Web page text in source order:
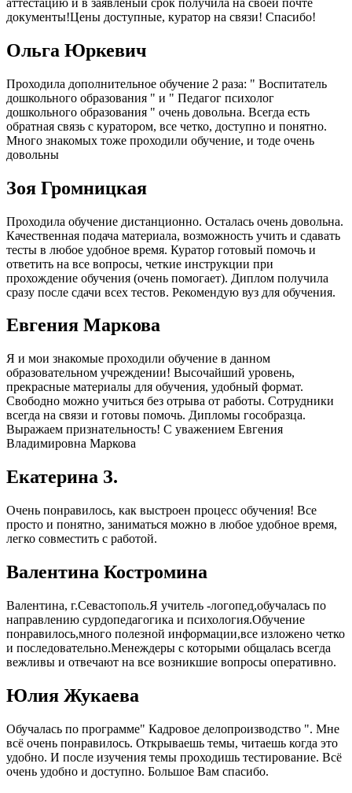
документы!Цены доступные, куратор на связи! Спасибо!
Ольга Юркевич
Проходила дополнительное обучение 2 раза: " Воспитатель
дошкольного образования " и " Педагог психолог
дошкольного образования " очень довольна. Всегда есть
обратная связь с куратором, все четко, доступно и понятно.
Много знакомых тоже проходили обучение, и тоде очень
довольны
Зоя Громницкая
Проходила обучение дистанционно. Осталась очень довольна.
Качественная подача материала, возможность учить и сдавать
тесты в любое удобное время. Куратор готовый помочь и
ответить на все вопросы, четкие инструкции при
прохождение обучения (очень помогает). Диплом получила
сразу после сдачи всех тестов. Рекомендую вуз для обучения.
Евгения Маркова
Я и мои знакомые проходили обучение в данном
образовательном учреждении! Высочайший уровень,
прекрасные материалы для обучения, удобный формат.
Свободно можно учиться без отрыва от работы. Сотрудники
всегда на связи и готовы помочь. Дипломы гособразца.
Выражаем признательность! С уважением Евгения
Владимировна Маркова
Екатерина З.
Очень понравилось, как выстроен процесс обучения! Все
просто и понятно, заниматься можно в любое удобное время,
легко совместить с работой.
Валентина Костромина
Валентина, г.Севастополь.Я учитель -логопед,обучалась по
направлению сурдопедагогика и психология.Обучение
понравилось,много полезной информации,все изложено четко
и последовательно.Менеждеры с которыми общалась всегда
вежливы и отвечают на все возникшие вопросы оперативно.
Юлия Жукаева
Обучалась по программе" Кадровое делопроизводство ". Мне
всё очень понравилось. Открываешь темы, читаешь когда это
удобно. И после изучения темы проходишь тестирование. Всё
очень удобно и доступно. Большое Вам спасибо.